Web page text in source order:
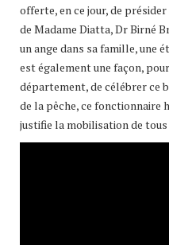
offerte, en ce jour, de
de Madame Diatta, Dr Birné
un ange dans sa famille, une
est également une façon,
département, de célébrer ce
de la pêche, ce fonctionnaire
justifie la mobilisation de